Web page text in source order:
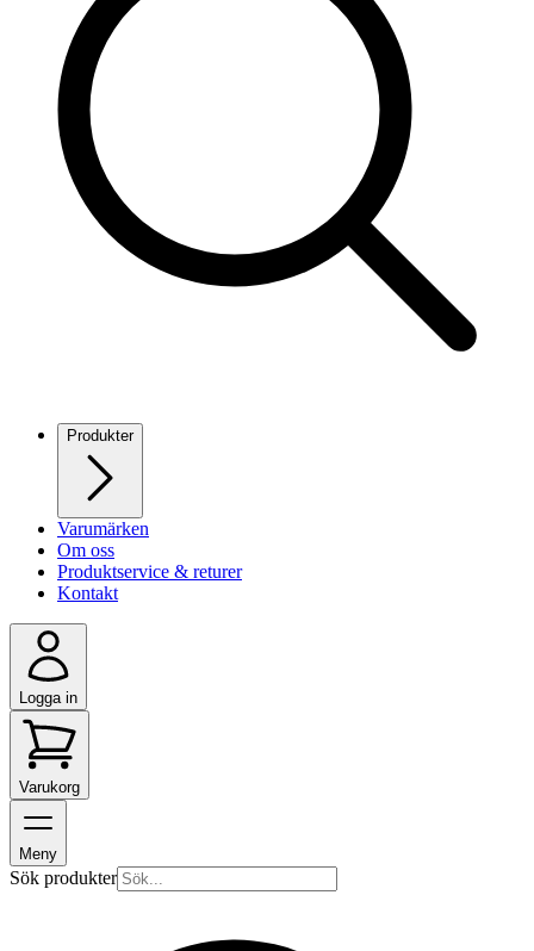
Produkter
Varumärken
Om oss
Produktservice & returer
Kontakt
Logga in
Varukorg
Meny
Sök produkter